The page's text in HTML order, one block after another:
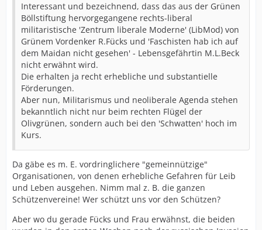
Interessant und bezeichnend, dass das aus der Grünen
Böllstiftung hervorgegangene rechts-liberal
militaristische 'Zentrum liberale Moderne' (LibMod) von
Grünem Vordenker R.Fücks und 'Faschisten hab ich auf
dem Maidan nicht gesehen' - Lebensgefährtin M.L.Beck
nicht erwähnt wird.
Die erhalten ja recht erhebliche und substantielle
Förderungen.
Aber nun, Militarismus und neoliberale Agenda stehen
bekanntlich nicht nur beim rechten Flügel der
Olivgrünen, sondern auch bei den 'Schwatten' hoch im
Kurs.
Da gäbe es m. E. vordringlichere "gemeinnützige"
Organisationen, von denen erhebliche Gefahren für Leib
und Leben ausgehen. Nimm mal z. B. die ganzen
Schützenvereine! Wer schützt uns vor den Schützen?
Aber wo du gerade Fücks und Frau erwähnst, die beiden